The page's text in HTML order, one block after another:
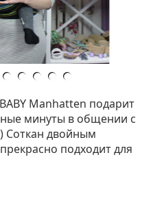
Manhatten подарит
минуты в общении с
Соткан двойным
подходит для